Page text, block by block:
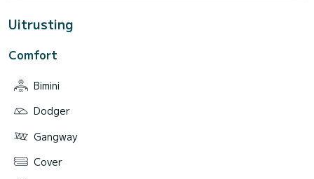
Uitrusting
Comfort
Bimini
Dodger
Gangway
Cover